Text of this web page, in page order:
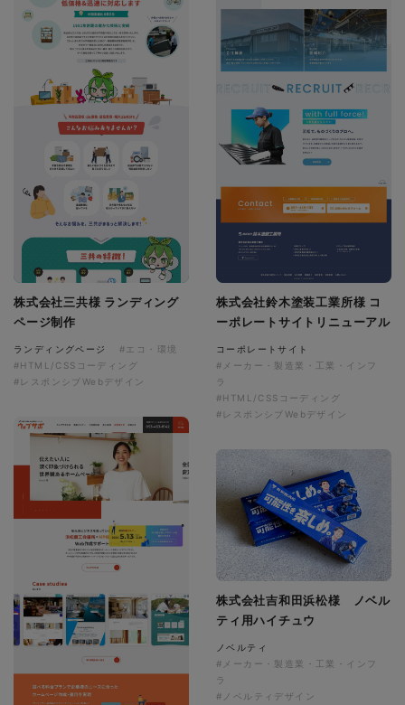
株式会社三共様 ランディング
ページ制作
ランディングページ
#エコ・環境
#HTML/CSSコーディング
#レスポンシブWebデザイン
株式会社鈴木塗装工業所様 コ
ーポレートサイトリニューアル
コーポレートサイト
#メーカー・製造業・工業・インフ
ラ
#HTML/CSSコーディング
#レスポンシブWebデザイン
株式会社吉和田浜松様 ノベル
ティ用ハイチュウ
ノベルティ
#メーカー・製造業・工業・インフ
ラ
#ノベルティデザイン